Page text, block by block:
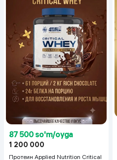
87 500 so'm/oyga
1 200 000
Протеин Applied Nutrition Critical